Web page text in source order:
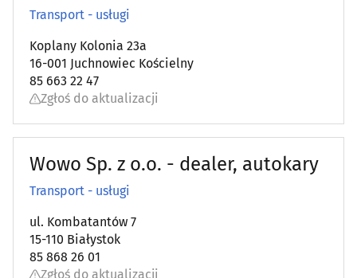
Transport - usługi
Koplany Kolonia 23a
16-001 Juchnowiec Kościelny
85 663 22 47
Zgłoś do aktualizacji
Wowo Sp. z o.o. - dealer, autokary
Transport - usługi
ul. Kombatantów 7
15-110 Białystok
85 868 26 01
Zgłoś do aktualizacji